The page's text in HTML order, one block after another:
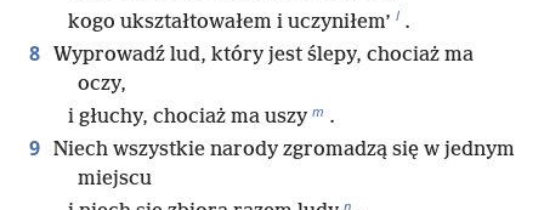
kogo ukształtowałem i uczyniłem’ l .
8 Wyprowadź lud, który jest ślepy, chociaż ma
oczy,
i głuchy, chociaż ma uszy m .
9 Niech wszystkie narody zgromadzą się w jednym
miejscu
n